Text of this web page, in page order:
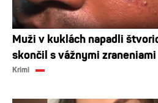
Muži v kuklách napadli
skončil s vážnymi zraneniami
Krimi